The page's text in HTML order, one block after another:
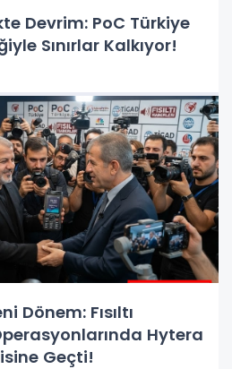
Devrim: PoC Türkiye
Sınırlar Kalkıyor!
Dönem: Fısıltı
Hytera
Geçti!